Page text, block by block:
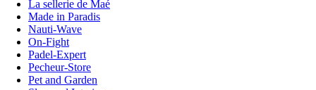
La sellerie de Maé
Made in Paradis
Nauti-Wave
On-Fight
Padel-Expert
Pecheur-Store
Pet and Garden